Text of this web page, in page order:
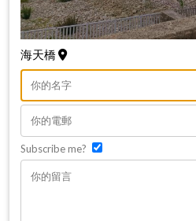
海天橋
Subscribe me?